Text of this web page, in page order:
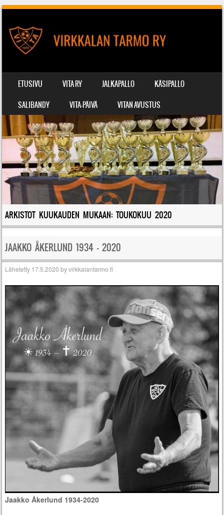
VALIKKO
SIIRRY SISÄLTÖÖN
ETUSIVU VITA RY JALKAPALLO
KÄSIPALLO
SALIBANDY
VITA-PÄIVÄ VITAN AVUSTUS
ARKISTOT KUUKAUDEN MUKAAN:TOUKOKUU 2020
JAAKKO ÅKERLUND 1934 – 2020
Lähetetty 17.5.2020 byvirkkalantarmo.fi
Jaakko Åkerlund 1934-2020